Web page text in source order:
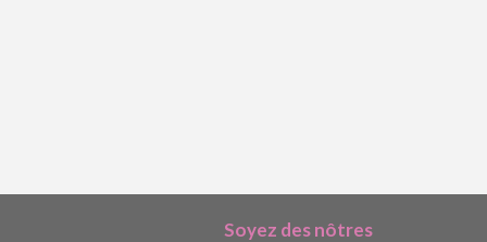
Soyez des nôtres